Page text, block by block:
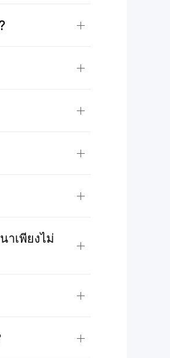
าเพียงไม่